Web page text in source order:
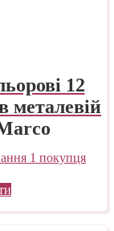
12
металевій
1 покупця